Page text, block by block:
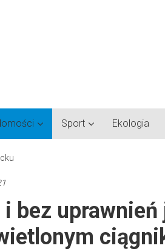
Sport Ekologia
bez uprawnień